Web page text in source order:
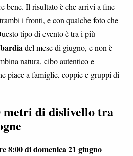
bene. Il risultato è che arrivi a fine
i fronti, e con qualche foto che
tipo di evento è tra i più
del mese di giugno, e non è
natura, cibo autentico e
piace a famiglie, coppie e gruppi di
metri di dislivello tra
8:00 di domenica 21 giugno